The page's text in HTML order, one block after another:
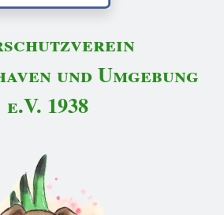
und Umgebung
e.V. 1938